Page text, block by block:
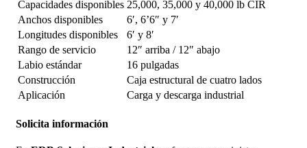
Capacidades disponibles 25,000, 35,000 y 40,000 lb CIR
Anchos disponibles
6′, 6’6″ y 7′
Longitudes disponibles
6′ y 8′
Rango de servicio
12″ arriba / 12″ abajo
Labio estándar
16 pulgadas
Construcción
Caja estructural de cuatro lados
Aplicación
Carga y descarga industrial
Solicita información